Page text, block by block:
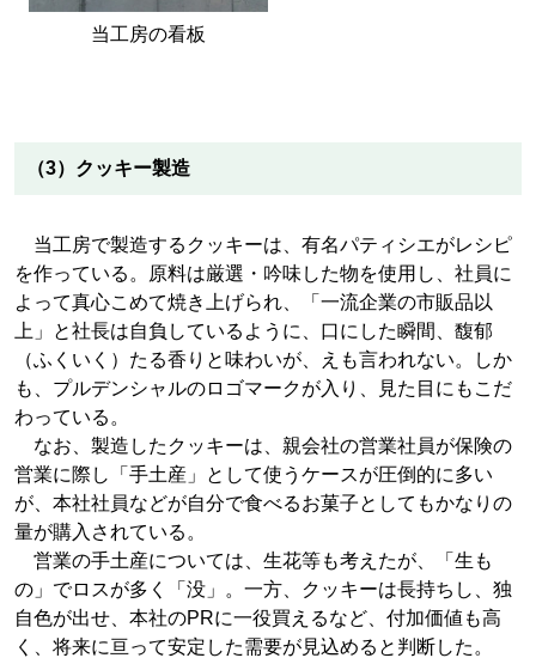
当工房の看板
（3）クッキー製造
当工房で製造するクッキーは、有名パティシエがレシピ
を作っている。原料は厳選・吟味した物を使用し、社員に
よって真心こめて焼き上げられ、「一流企業の市販品以
上」と社長は自負しているように、口にした瞬間、馥郁
（ふくいく）たる香りと味わいが、えも言われない。しか
も、プルデンシャルのロゴマークが入り、見た目にもこだ
わっている。
なお、製造したクッキーは、親会社の営業社員が保険の
営業に際し「手土産」として使うケースが圧倒的に多い
が、本社社員などが自分で食べるお菓子としてもかなりの
量が購入されている。
営業の手土産については、生花等も考えたが、「生も
の」でロスが多く「没」。一方、クッキーは長持ちし、独
自色が出せ、本社のPRに一役買えるなど、付加価値も高
く、将来に亘って安定した需要が見込めると判断した。